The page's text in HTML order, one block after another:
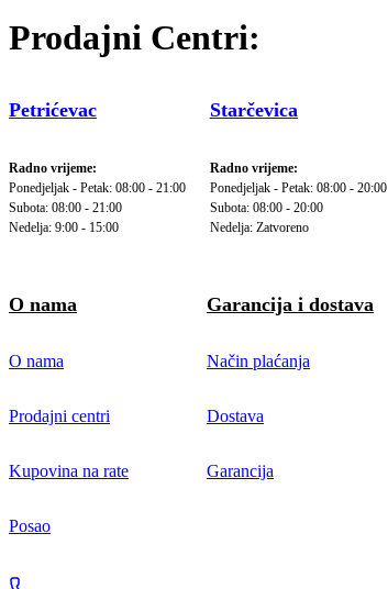
Prodajni Centri:
Petrićevac
Radno vrijeme:
Ponedjeljak - Petak: 08:00 - 21:00
Subota: 08:00 - 21:00
Nedelja: 9:00 - 15:00
Starčevica
Radno vrijeme:
Ponedjeljak - Petak: 08:00 - 20:00
Subota: 08:00 - 20:00
Nedelja: Zatvoreno
O nama
O nama
Prodajni centri
Kupovina na rate
Posao
Garancija i dostava
Način plaćanja
Dostava
Garancija